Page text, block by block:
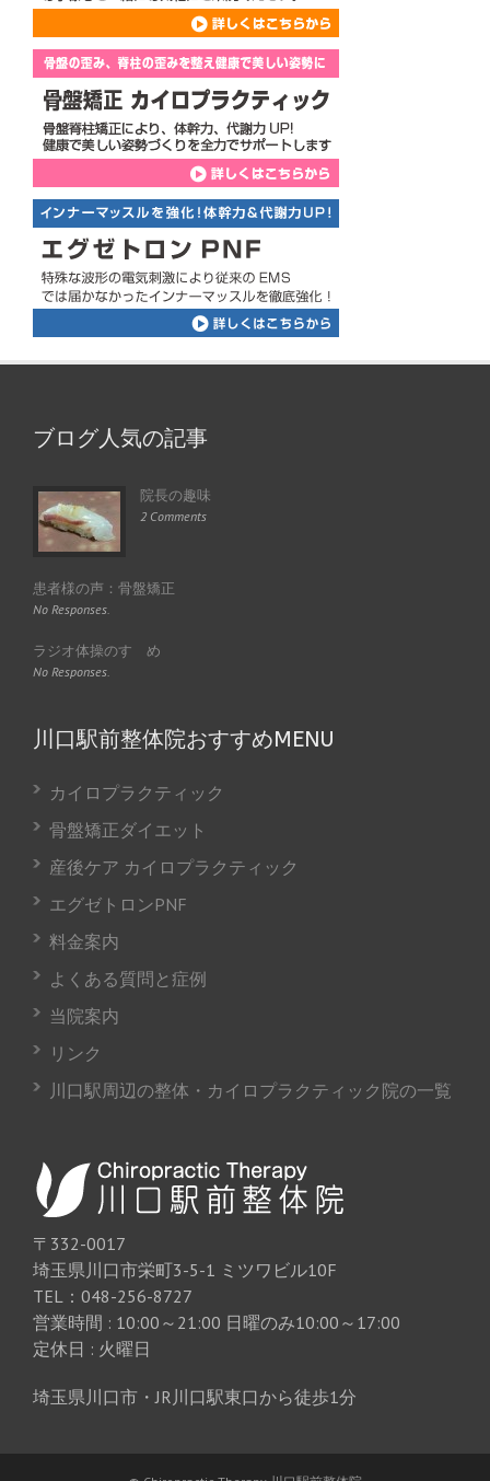
ブログ人気の記事
院長の趣味
2 Comments
患者様の声：骨盤矯正
No Responses.
ラジオ体操のすゝめ
No Responses.
川口駅前整体院おすすめMENU
カイロプラクティック
骨盤矯正ダイエット
産後ケア カイロプラクティック
エグゼトロンPNF
料金案内
よくある質問と症例
当院案内
リンク
川口駅周辺の整体・カイロプラクティック院の一覧
〒332-0017
埼玉県川口市栄町3-5-1 ミツワビル10F
TEL：048-256-8727
営業時間 : 10:00～21:00 日曜のみ10:00～17:00
定休日 : 火曜日
埼玉県川口市・JR川口駅東口から徒歩1分